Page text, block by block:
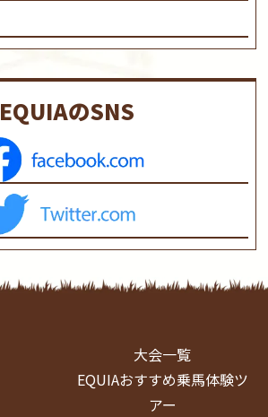
EQUIAのSNS
大会一覧
EQUIAおすすめ乗馬体験ツ
アー